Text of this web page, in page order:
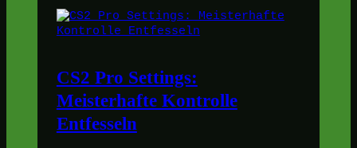
CS2 Pro Settings:
Meisterhafte Kontrolle
Entfesseln